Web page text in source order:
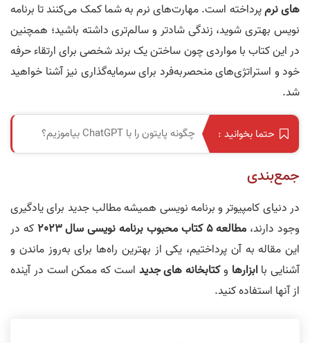
های نرمپرداخته است. مهارت‌های نرم به شما کمک می‌کنند تا برنامه
نویس بهتری شوید، زندگی شادتر و سالم‌تری داشته باشید؛ همچنین
در این کتاب با مواردی چون ساختن یک برند شخصی برای ارتقاء حرفه
خود و استراتژی‌های منحصربه‌فرد برای سرمایه‌گذاری نیز آشنا خواهید
شد.
حتما بخوانید : چگونه پایتون را با ChatGPT بیاموزیم؟
جمع‌بندی
در دنیای کامپیوتر و برنامه نویسی همیشه مطالب جدید برای یادگیری
وجود دارند، مطالعه 5 کتاب محبوب برنامه نویسی سال 2023
که در
این مقاله به آن پرداختیم، یکی از بهترین راه‌ها برای به‌روز ماندن و
آشنایی باابزارها وکتابخانه های جدید است که ممکن است در آینده
از آنها استفاده کنید.